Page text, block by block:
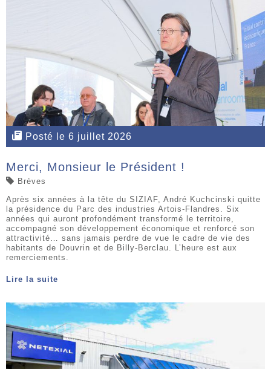
Posté le 6 juillet 2026
Merci, Monsieur le Président !
Brèves
Après six années à la tête du SIZIAF, André Kuchcinski quitte
la présidence du Parc des industries Artois-Flandres. Six
années qui auront profondément transformé le territoire,
accompagné son développement économique et renforcé son
attractivité… sans jamais perdre de vue le cadre de vie des
habitants de Douvrin et de Billy-Berclau. L’heure est aux
remerciements.
Lire la suite